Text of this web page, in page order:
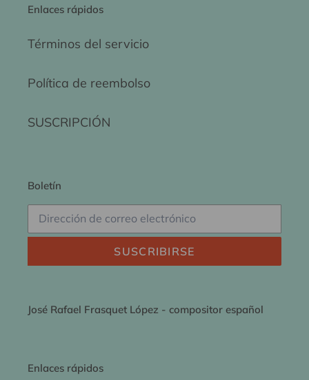
Enlaces rápidos
Términos del servicio
Política de reembolso
SUSCRIPCIÓN
Boletín
SUSCRIBIRSE
José Rafael Frasquet López - compositor español
Enlaces rápidos